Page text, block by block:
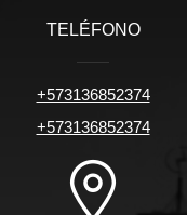
TELÉFONO
+573136852374
+573136852374